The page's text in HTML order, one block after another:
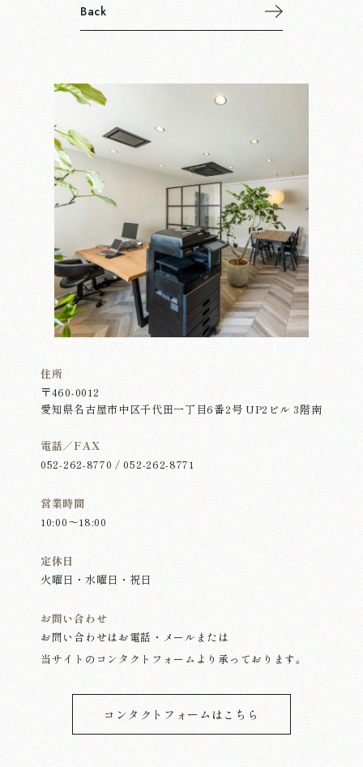
Back
住所
〒460-0012
愛知県名古屋市中区千代田一丁目6番2号 UP2ビル 3階南
電話／FAX
052-262-8770 / 052-262-8771
営業時間
10:00～18:00
定休日
火曜日・水曜日・祝日
お問い合わせ
お問い合わせはお電話・メールまたは
当サイトのコンタクトフォームより承っております。
コンタクトフォームはこちら